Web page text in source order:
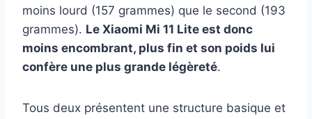
moins lourd (157 grammes) que le second (193
grammes). Le Xiaomi Mi 11 Lite est donc
moins encombrant, plus fin et son poids lui
confère une plus grande légèreté.
Tous deux présentent une structure basique et